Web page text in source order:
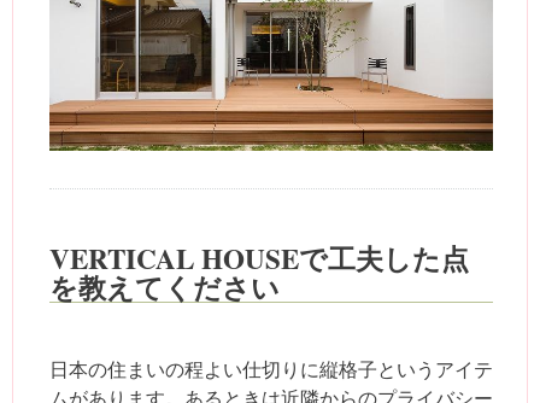
VERTICAL HOUSEで工夫した点
を教えてください
日本の住まいの程よい仕切りに縦格子というアイテ
ムがあります。あるときは近隣からのプライバシー